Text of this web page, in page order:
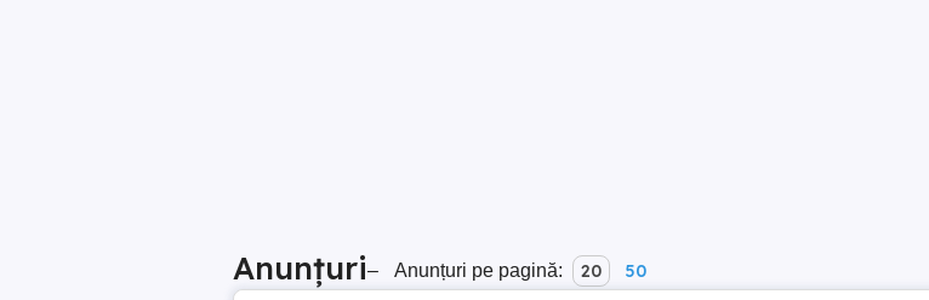
Anunțuri– Anunțuri pe pagină: 20 50